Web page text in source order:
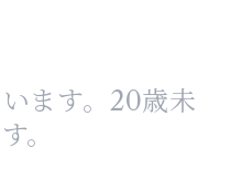
ます。20歳未
。